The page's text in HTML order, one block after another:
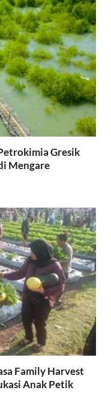
Gresik
Mengare
Family Harvest
Anak Petik